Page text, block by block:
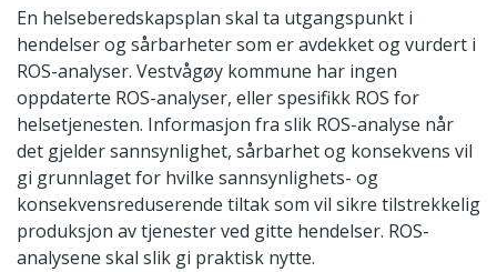
En helseberedskapsplan skal ta utgangspunkt i
hendelser og sårbarheter som er avdekket og vurdert i
ROS-analyser. Vestvågøy kommune har ingen
oppdaterte ROS-analyser, eller spesifikk ROS for
helsetjenesten. Informasjon fra slik ROS-analyse når
det gjelder sannsynlighet, sårbarhet og konsekvens vil
gi grunnlaget for hvilke sannsynlighets- og
konsekvensreduserende tiltak som vil sikre tilstrekkelig
produksjon av tjenester ved gitte hendelser. ROS-
analysene skal slik gi praktisk nytte.